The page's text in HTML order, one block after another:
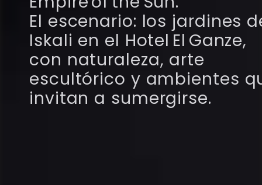
El escenario: los jardines
Iskali en el Hotel El Ganze,
con naturaleza, arte
escultórico y ambientes
invitan a sumergirse.